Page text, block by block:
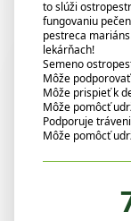
to slúži
fungovaniu
pestreca
lekárňach!
Semeno
Môže
Môže prispieť k
Môže pomôcť
Podporuje
Môže pomôcť